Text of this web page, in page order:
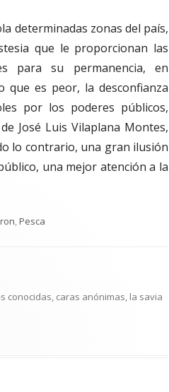
determinadas zonas del país,
que le proporcionan las
para su permanencia, en
es peor, la desconfianza
por los poderes públicos,
José Luis Vilaplana Montes,
lo contrario, una gran ilusión
una mejor atención a la
,Pesca
conocidas, caras anónimas, la savia